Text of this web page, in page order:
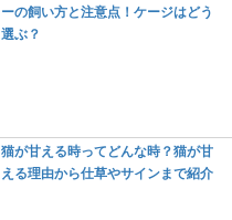
ーの飼い方と注意点！ケージはどう
選ぶ？
猫が甘える時ってどんな時？猫が甘
える理由から仕草やサインまで紹介